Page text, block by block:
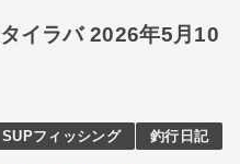
イラバ 2026年5月10
SUPフィッシング
釣行日記